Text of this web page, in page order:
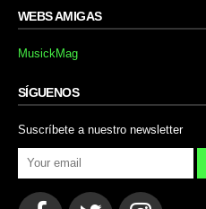
WEBS AMIGAS
MusickMag
SÍGUENOS
Suscríbete a nuestro newsletter